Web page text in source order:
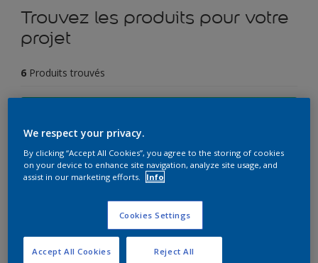
Trouvez les produits pour votre
projet
6 Produits trouvés
Aquastral Mat
Facile d'application
Masque les Imperfections
Couleur Hautement Durable
We respect your privacy.
By clicking “Accept All Cookies”, you agree to the storing of cookies
on your device to enhance site navigation, analyze site usage, and
assist in our marketing efforts.
Info
Cookies Settings
Reject All
Accept All Cookies